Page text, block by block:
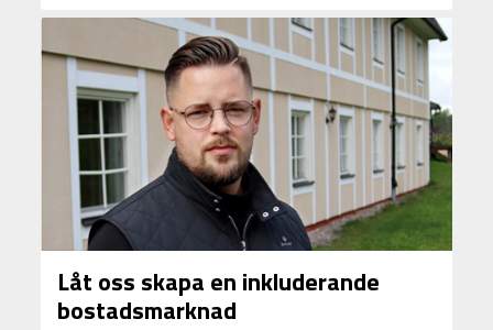
Låt oss skapa en inkluderande
bostadsmarknad